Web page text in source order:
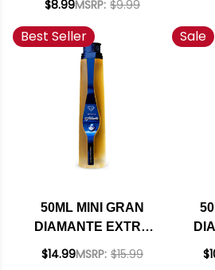
$8.99MSRP: $9.99
Best Seller
50ML MINI GRAN
DIAMANTE EXTRA
ANEJO TEQUILA
$14.99MSRP: $15.99
Sale